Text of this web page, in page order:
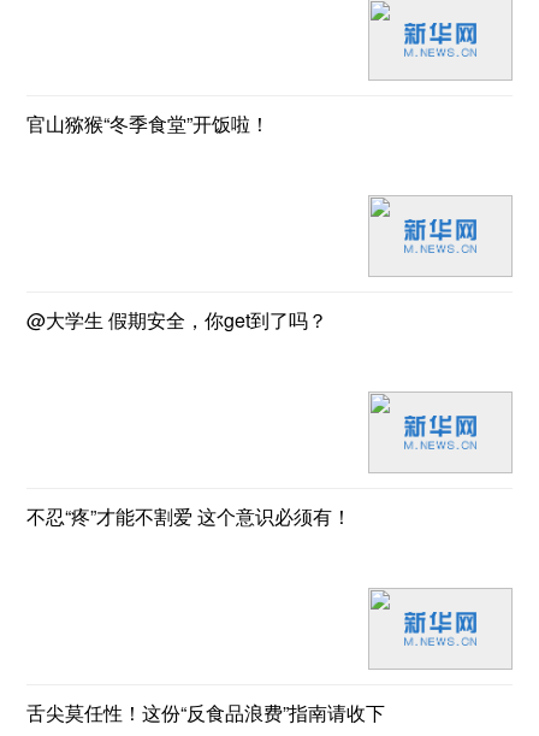
官山猕猴“冬季食堂”开饭啦！
@大学生 假期安全，你get到了吗？
不忍“疼”才能不割爱 这个意识必须有！
舌尖莫任性！这份“反食品浪费”指南请收下